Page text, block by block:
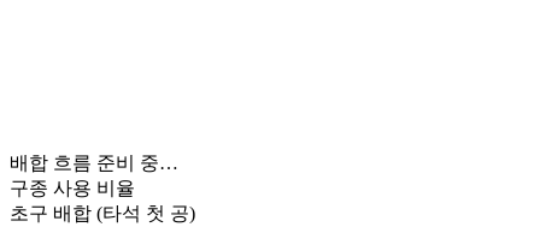
배합 흐름 준비 중…
구종 사용 비율
초구 배합 (타석 첫 공)